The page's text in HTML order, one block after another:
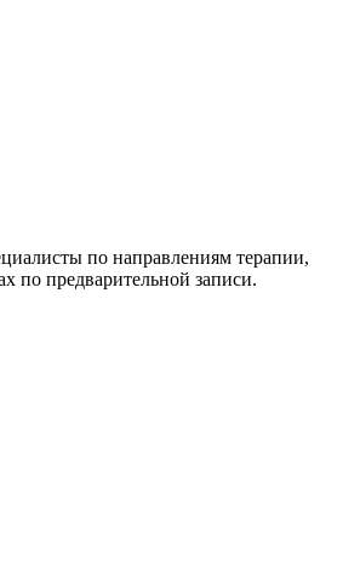
по направлениям терапии,
по предварительной записи.